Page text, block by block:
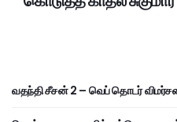
வதந்தி சீசன் 2 – வெப் தொடர்